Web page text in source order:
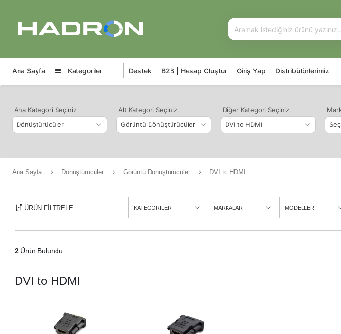
Ana Sayfa Kategoriler Destek B2B | Hesap Oluştur Giriş Yap Distribütörlerimiz
Ana Kategori Seçiniz Alt Kategori Seçiniz Diğer Kategori Seçiniz
Ana Sayfa Dönüştürücüler Görüntü Dönüştürücüler DVI to HDMI
ÜRÜN FİLTRELE KATEGORİLER MARKALAR MODELLER
2 Ürün Bulundu
DVI to HDMI